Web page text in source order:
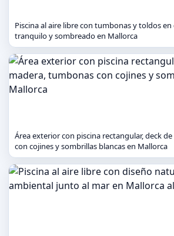
Piscina al aire libre con tumbonas y toldos
tranquilo y sombreado en Mallorca
Área exterior con piscina rectangular, deck
con cojines y sombrillas blancas en Mallorca